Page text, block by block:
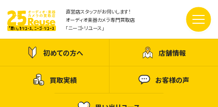
直営店スタッフがお伺いします！
オーディオ楽器カメラ専門買取店
「ニーゴ・リユース」
初めての方へ 店舗情報
買取実績 お客様の声